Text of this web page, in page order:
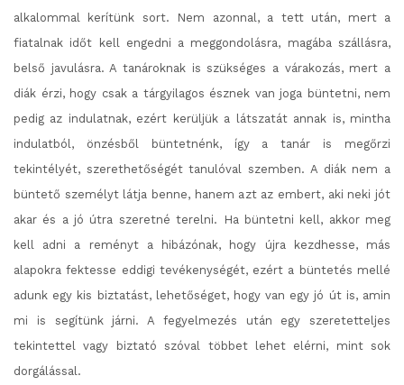
alkalommal kerítünk sort. Nem azonnal, a tett után, mert a
fiatalnak időt kell engedni a meggondolásra, magába szállásra,
belső javulásra. A tanároknak is szükséges a várakozás, mert a
diák érzi, hogy csak a tárgyilagos észnek van joga büntetni, nem
pedig az indulatnak, ezért kerüljük a látszatát annak is, mintha
indulatból, önzésből büntetnénk, így a tanár is megőrzi
tekintélyét, szerethetőségét tanulóval szemben. A diák nem a
büntető személyt látja benne, hanem azt az embert, aki neki jót
akar és a jó útra szeretné terelni. Ha büntetni kell, akkor meg
kell adni a reményt a hibázónak, hogy újra kezdhesse, más
alapokra fektesse eddigi tevékenységét, ezért a büntetés mellé
adunk egy kis biztatást, lehetőséget, hogy van egy jó út is, amin
mi is segítünk járni. A fegyelmezés után egy szeretetteljes
tekintettel vagy biztató szóval többet lehet elérni, mint sok
dorgálással.